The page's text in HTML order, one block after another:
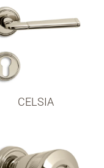
CELSIA